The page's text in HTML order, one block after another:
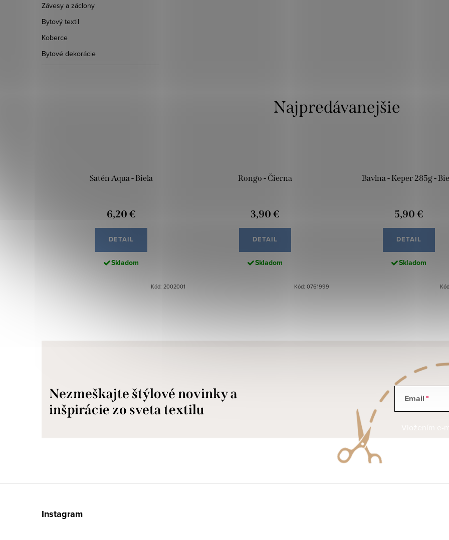
Závesy a záclony
Bytový textil
Koberce
Bytové dekorácie
Najpredávanejšie
Satén Aqua - Biela
6,20 €
DETAIL
Skladom
Kód: 2002001
Rongo - Čierna
3,90 €
DETAIL
Skladom
Kód: 0761999
Bavlna - Keper 285g -
5,90 €
DETAIL
Skladom
Nezmeškajte štýlové novinky a
inšpirácie zo sveta textilu
Email
Instagram